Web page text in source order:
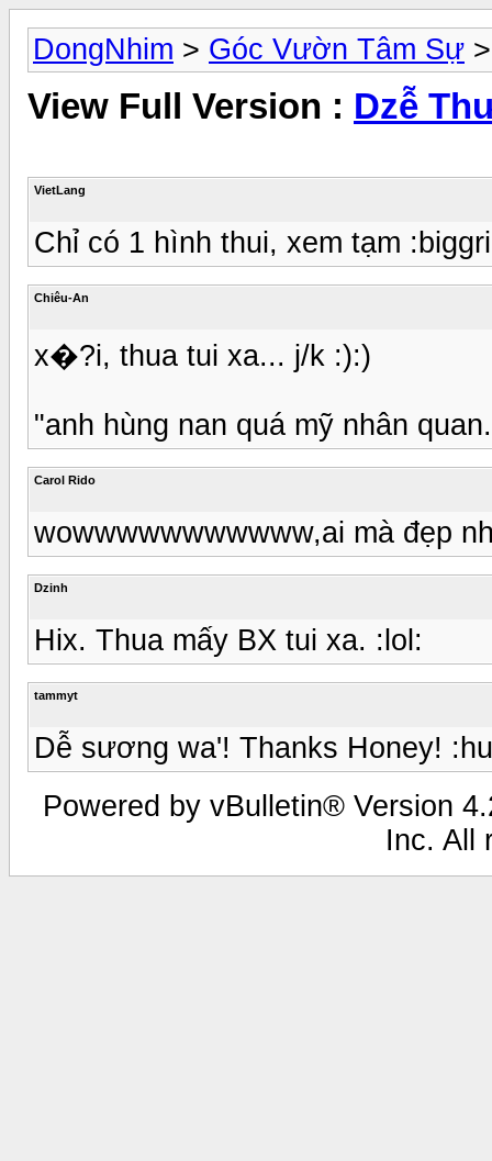
DongNhim > Góc Vườn Tâm Sự
View Full Version : Dzễ
VietLang
Chỉ có 1 hình thui, xem tạm
Chiêu-An
x�?i, thua tui xa... j/k :):)
"anh hùng nan quá mỹ nhân
Carol Rido
wowwwwwwwwwww,ai mà đẹp
Dzinh
Hix. Thua mấy BX tui xa. :lol:
tammyt
Dễ sương wa'! Thanks Honey!
Powered by vBulletin® Version
Inc. All